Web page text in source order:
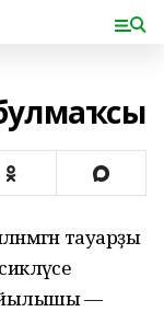
тауарҙы
—